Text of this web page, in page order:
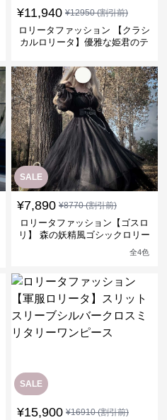
¥11,940 ¥12950(割引前)
ロリータファッション 【クラシ
カルロリータ】優雅な姫君のテ
SALE
¥7,890 ¥8770(割引前)
ロリータファッション【ゴスロ
リ】 森の妖精風ゴシックロリー
全4色
SALE
¥15,900 ¥16910(割引前)